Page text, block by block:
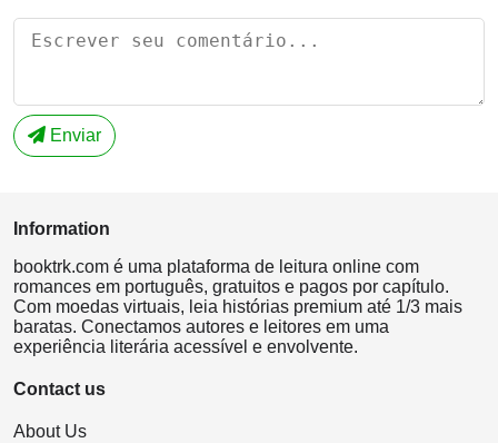
Enviar
Information
booktrk.com é uma plataforma de leitura online com
romances em português, gratuitos e pagos por capítulo.
Com moedas virtuais, leia histórias premium até 1/3 mais
baratas. Conectamos autores e leitores em uma
experiência literária acessível e envolvente.
Contact us
About Us